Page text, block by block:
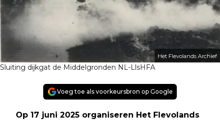
Het Flevolands Archief
Sluiting dijkgat de Middelgronden NL-LlsHFA
Voeg toe als voorkeursbron op Google
Op 17 juni 2025 organiseren Het Flevolands